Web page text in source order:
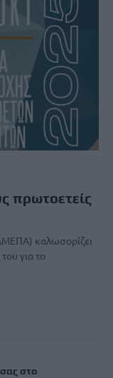
πρωτοετείς
καλωσορίζει
για το
στο